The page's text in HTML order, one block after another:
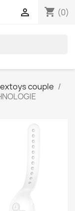
shopping_cart (0)

couple